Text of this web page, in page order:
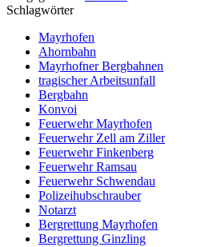
Schlagwörter
Mayrhofen
Ahornbahn
Mayrhofner Bergbahnen
tragischer Arbeitsunfall
Bergbahn
Konvoi
Feuerwehr Mayrhofen
Feuerwehr Zell am Ziller
Feuerwehr Finkenberg
Feuerwehr Ramsau
Feuerwehr Schwendau
Polizeihubschrauber
Notarzt
Bergrettung Mayrhofen
Bergrettung Ginzling